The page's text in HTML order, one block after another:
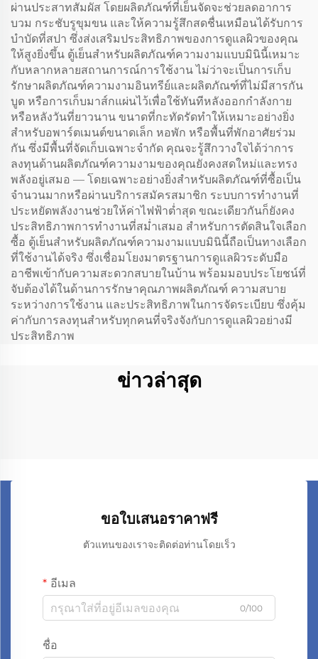
ผ่านประสาทสัมผัส โดยผลิตภัณฑ์ที่เย็นจัดจะช่วยลดอาการ
บวม กระชับรูขุมขน และให้ความรู้สึกสดชื่นเหมือนได้รับการ
บำบัดที่สปา ซึ่งส่งเสริมประสิทธิภาพของการดูแลผิวของคุณ
ให้สูงยิ่งขึ้น ตู้เย็นสำหรับผลิตภัณฑ์ความงามแบบมินินี้เหมาะ
กับหลากหลายสถานการณ์การใช้งาน ไม่ว่าจะเป็นการเก็บ
รักษาผลิตภัณฑ์ความงามอินทรีย์และผลิตภัณฑ์ที่ไม่มีสารกัน
บูด หรือการเก็บมาส์กแผ่นไว้เพื่อใช้ทันทีหลังออกกำลังกาย
หรือหลังวันที่ยาวนาน ขนาดที่กะทัดรัดทำให้เหมาะอย่างยิ่ง
สำหรับอพาร์ตเมนต์ขนาดเล็ก หอพัก หรือพื้นที่พักอาศัยร่วม
กัน ซึ่งมีพื้นที่จัดเก็บเฉพาะจำกัด คุณจะรู้สึกวางใจได้ว่าการ
ลงทุนด้านผลิตภัณฑ์ความงามของคุณยังคงสดใหม่และทรง
พลังอยู่เสมอ — โดยเฉพาะอย่างยิ่งสำหรับผลิตภัณฑ์ที่ซื้อเป็น
จำนวนมากหรือผ่านบริการสมัครสมาชิก ระบบการทำงานที่
ประหยัดพลังงานช่วยให้ค่าไฟฟ้าต่ำสุด ขณะเดียวกันก็ยังคง
ประสิทธิภาพการทำงานที่สม่ำเสมอ สำหรับการตัดสินใจเลือก
ซื้อ ตู้เย็นสำหรับผลิตภัณฑ์ความงามแบบมินินี้ถือเป็นทางเลือก
ที่ใช้งานได้จริง ซึ่งเชื่อมโยงมาตรฐานการดูแลผิวระดับมือ
อาชีพเข้ากับความสะดวกสบายในบ้าน พร้อมมอบประโยชน์ที่
จับต้องได้ในด้านการรักษาคุณภาพผลิตภัณฑ์ ความสบาย
ระหว่างการใช้งาน และประสิทธิภาพในการจัดระเบียบ ซึ่งคุ้ม
ค่ากับการลงทุนสำหรับทุกคนที่จริงจังกับการดูแลผิวอย่างมี
ประสิทธิภาพ
ข่าวล่าสุด
ขอใบเสนอราคาฟรี
ตัวแทนของเราจะติดต่อท่านโดยเร็ว
อีเมล
0/100
ชื่อ